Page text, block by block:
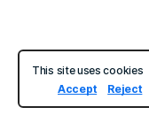
This site uses cookies
Accept
Reject